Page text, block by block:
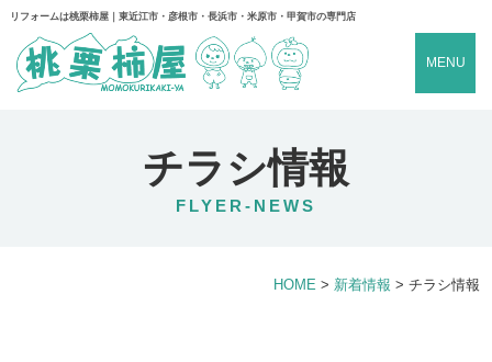
リフォームは桃栗柿屋｜東近江市・彦根市・長浜市・米原市・甲賀市の専門店
MENU
チラシ情報
FLYER-NEWS
HOME > 新着情報 > チラシ情報